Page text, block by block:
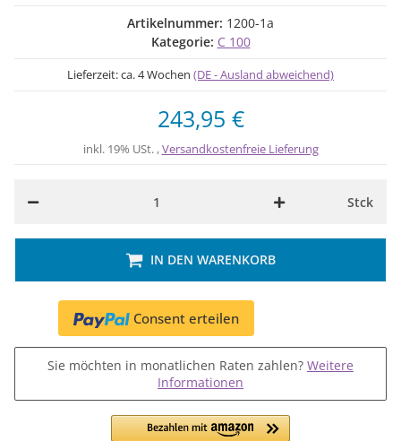
Artikelnummer: 1200-1a
Kategorie: C 100
Lieferzeit:ca. 4 Wochen (DE - Ausland abweichend)
243,95 €
inkl. 19% USt. ,Versandkostenfreie Lieferung
Stck
IN DEN WARENKORB
Consent erteilen
Sie möchten in monatlichen Raten zahlen? Weitere
Informationen